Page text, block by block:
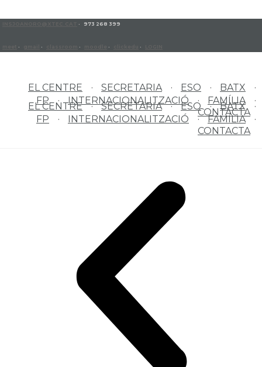
· 973 268 399
· · · · ·
EL CENTRE SECRETARIA ESO
BATX
FP
INTERNACIONALITZACIÓ
FAMÍLIA
CONTACTA
EL CENTRE SECRETARIA ESO
BATX
FP
INTERNACIONALITZACIÓ
FAMÍLIA
CONTACTA